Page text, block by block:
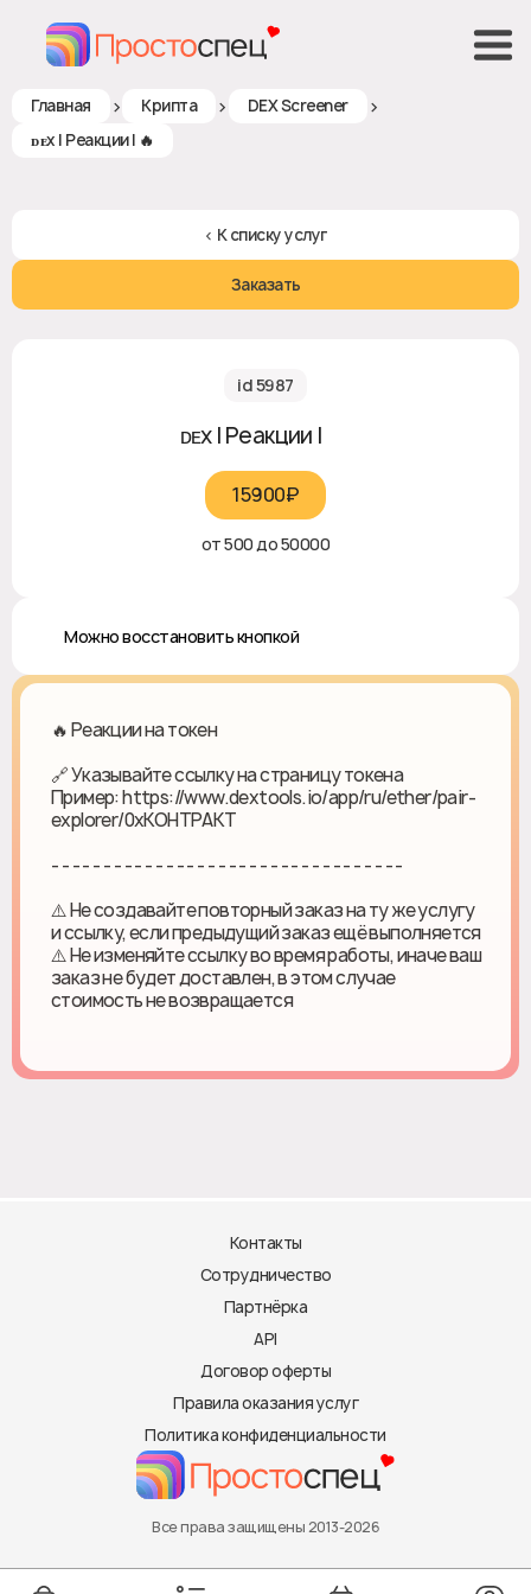
Главная > Крипта > DEX Screener >
ᴅᴇx | Реакции | 🔥
< К списку услуг
Заказать
id 5987
ᴅᴇx | Реакции | 🔥
15900₽‎
от 500 до 50000
✅ Можно восстановить кнопкой
🔥 Реакции на токен
🔗 Указывайте ссылку на страницу токена
Пример: https://www.dextools.io/app/ru/ether/pair-
explorer/0xКОНТРАКТ
- - - - - - - - - - - - - - - - - - - - - - - - - - - - - - - - - -
⚠️ Не создавайте повторный заказ на ту же услугу
и ссылку, если предыдущий заказ ещё выполняется
⚠️ Не изменяйте ссылку во время работы, иначе ваш
заказ не будет доставлен, в этом случае
стоимость не возвращается
Контакты
Сотрудничество
Партнёрка
API
Договор оферты
Правила оказания услуг
Политика конфиденциальности
Все права защищены 2013-2026